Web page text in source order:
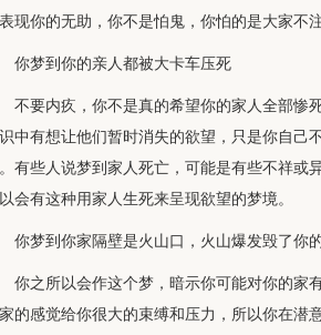
现你的无助，你不是怕鬼，你怕的是大家不
你梦到你的亲人都被大卡车压死
不要内疚，你不是真的希望你的家人全部惨
中有想让他们暂时消失的欲望，只是你自己
有些人说梦到家人死亡，可能是有些不祥或
会有这种用家人生死来呈现欲望的梦境。
你梦到你家隔壁是火山口，火山爆发毁了你
你之所以会作这个梦，暗示你可能对你的家
的感觉给你很大的束缚和压力，所以你在潜